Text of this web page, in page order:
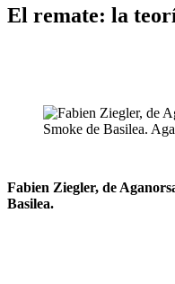
El remate: la
Fabien Ziegler, de
Basilea.